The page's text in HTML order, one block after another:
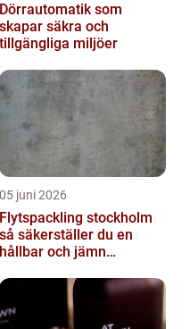
Dörrautomatik som
skapar säkra och
tillgängliga miljöer
05 juni 2026
Flytspackling stockholm
så säkerställer du en
hållbar och jämn